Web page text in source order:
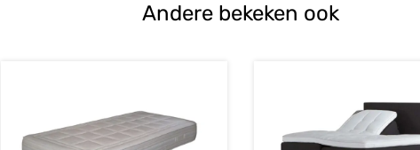
Andere bekeken ook